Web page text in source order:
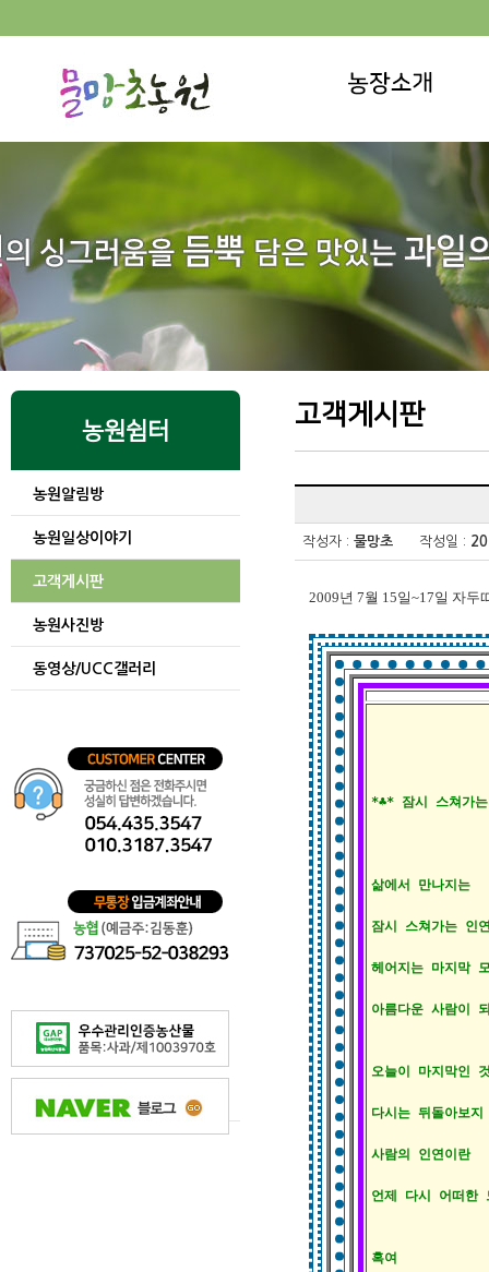
농원쉼터
농원알림방
농원일상이야기
고객게시판
농원사진방
동영상/UCC갤러리
고객게시판
테이블
게시글을
위한
작성자 : 물망초 작성일 :
2009년 7월 15일~17일 자두
*♣* 잠시 스쳐가
삶에서 만나지는
잠시 스쳐가는 인
헤어지는 마지막
아름다운 사람이
오늘이 마지막인
다시는 뒤돌아보
사람의 인연이란
언제 다시 어떠한
혹여